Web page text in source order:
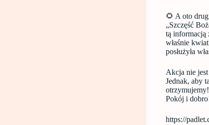
🌻 A oto
„Szczęść
tą informacją
właśnie
posłużyła
Akcja nie
Jednak, aby
otrzymujemy!
Pokój i
https://